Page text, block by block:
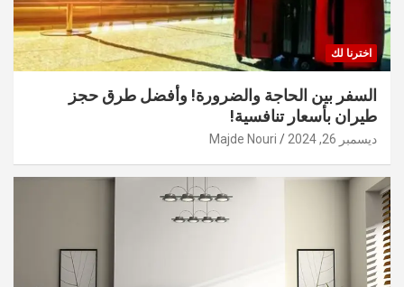
اخترنا لك
السفر بين الحاجة والضرورة! وأفضل طرق حجز
طيران بأسعار تنافسية!
ديسمبر 26, 2024 Majde Nouri